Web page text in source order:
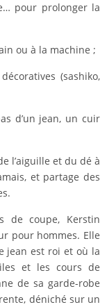
pour prolonger la
ou à la machine ;
(sashiko,
d’un jean, un cuir
l’aiguille et du dé à
et partage des
de coupe, Kerstin
pour hommes. Elle
jean est roi et où la
et les cours de
de sa garde-robe
déniché sur un